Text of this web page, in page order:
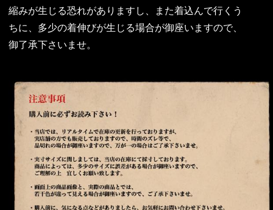
縮みが生じる恐れがありますし、また着込んで行くう
ちに、多少の着伸びが生じる場合が御座いますので、
御了承下さいませ。